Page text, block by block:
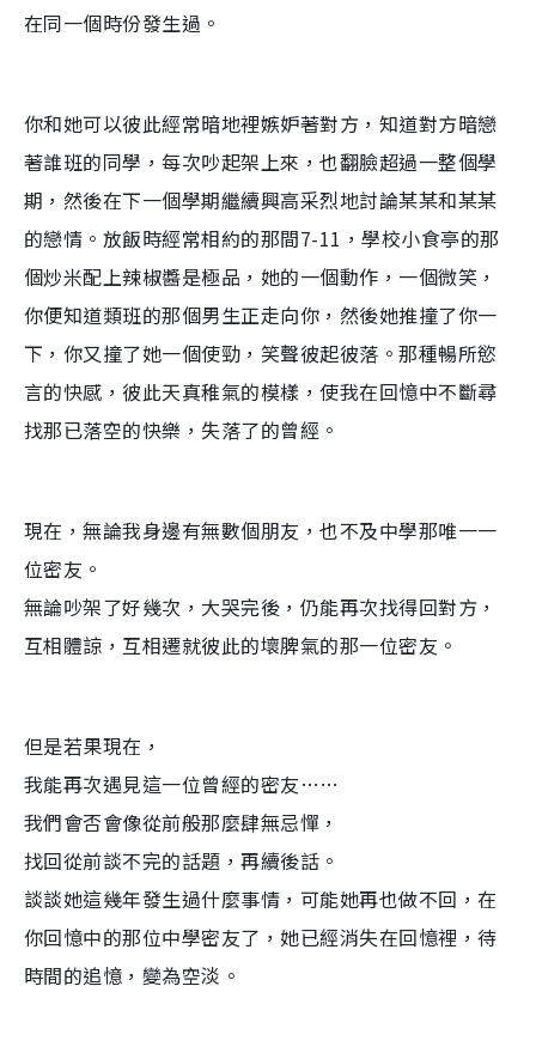
在同一個時份發生過。
你和她可以彼此經常暗地裡嫉妒著對方，知道對方暗戀
著誰班的同學，每次吵起架上來，也翻臉超過一整個學
期，然後在下一個學期繼續興高采烈地討論某某和某某
的戀情。放飯時經常相約的那間7-11，學校小食亭的那
個炒米配上辣椒醬是極品，她的一個動作，一個微笑，
你便知道類班的那個男生正走向你，然後她推撞了你一
下，你又撞了她一個使勁，笑聲彼起彼落。那種暢所慾
言的快感，彼此天真稚氣的模樣，使我在回憶中不斷尋
找那已落空的快樂，失落了的曾經。
現在，無論我身邊有無數個朋友，也不及中學那唯一一
位密友。
無論吵架了好幾次，大哭完後，仍能再次找得回對方，
互相體諒，互相遷就彼此的壞脾氣的那一位密友。
但是若果現在，
我能再次遇見這一位曾經的密友……
我們會否會像從前般那麼肆無忌憚，
找回從前談不完的話題，再續後話。
談談她這幾年發生過什麼事情，可能她再也做不回，在
你回憶中的那位中學密友了，她已經消失在回憶裡，待
時間的追憶，變為空淡。